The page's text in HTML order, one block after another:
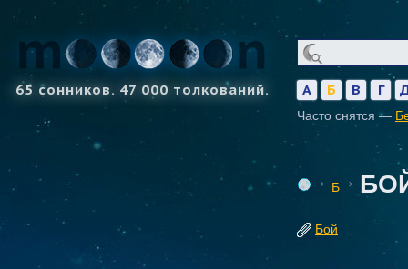
65 сонников. 47 000 толкований. А Б В Г
Часто снятся —
Б
Бой